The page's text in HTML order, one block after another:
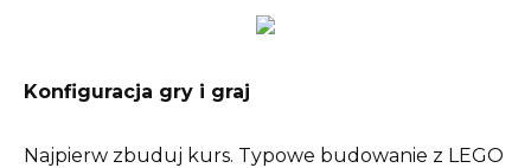
Konfiguracja gry i graj
Najpierw zbuduj kurs. Typowe budowanie z LEGO